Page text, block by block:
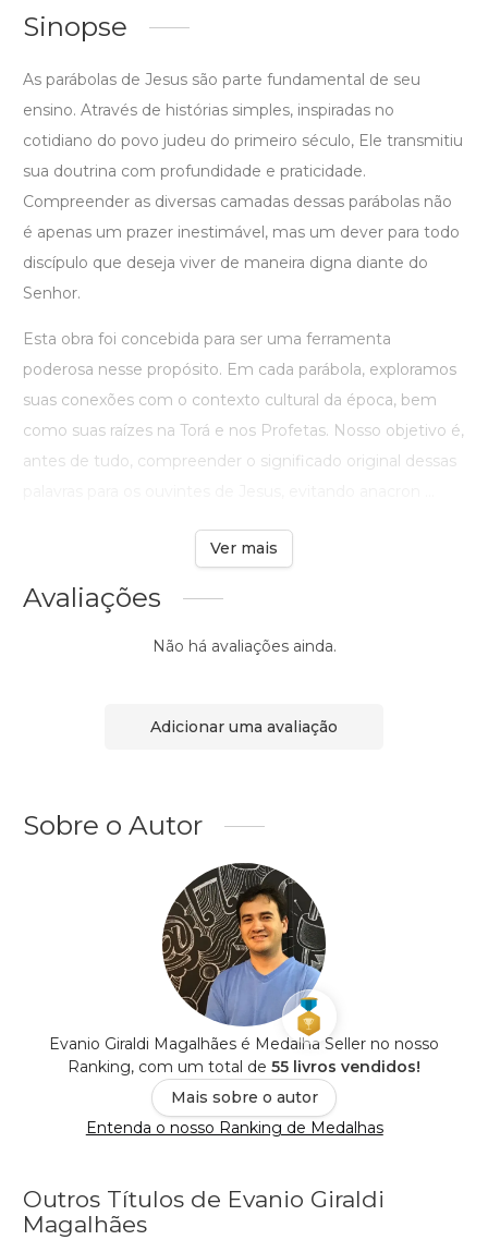
Sinopse
As parábolas de Jesus são parte fundamental de seu
ensino. Através de histórias simples, inspiradas no
cotidiano do povo judeu do primeiro século, Ele transmitiu
sua doutrina com profundidade e praticidade.
Compreender as diversas camadas dessas parábolas não
é apenas um prazer inestimável, mas um dever para todo
discípulo que deseja viver de maneira digna diante do
Senhor.
Esta obra foi concebida para ser uma ferramenta
poderosa nesse propósito. Em cada parábola, exploramos
suas conexões com o contexto cultural da época, bem
como suas raízes na Torá e nos Profetas. Nosso objetivo é,
antes de tudo, compreender o significado original dessas
Ver mais
Avaliações
Não há avaliações ainda.
Adicionar uma avaliação
Sobre o Autor
Evanio Giraldi Magalhães é Medalha Seller no nosso
Ranking, com um total de 55 livros vendidos!
Mais sobre o autor
Entenda o nosso Ranking de Medalhas
Outros Títulos de Evanio Giraldi
Magalhães